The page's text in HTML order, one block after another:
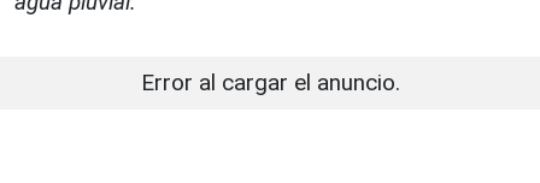
Error al cargar el anuncio.